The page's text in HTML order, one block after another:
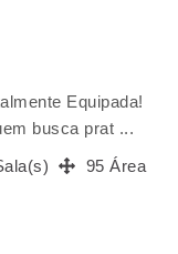
Equipada!
busca prat ...
95 Área